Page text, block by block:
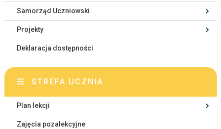
Samorząd Uczniowski
Projekty
Deklaracja dostępności
STREFA UCZNIA
Plan lekcji
Zajęcia pozalekcyjne